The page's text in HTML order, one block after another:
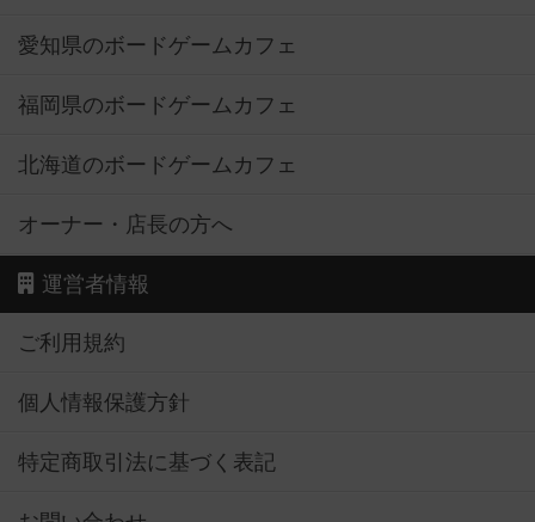
愛知県のボードゲームカフェ
福岡県のボードゲームカフェ
北海道のボードゲームカフェ
オーナー・店長の方へ
運営者情報
ご利用規約
個人情報保護方針
特定商取引法に基づく表記